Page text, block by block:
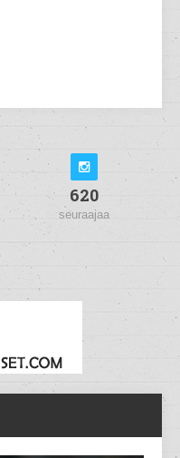
620
seuraajaa